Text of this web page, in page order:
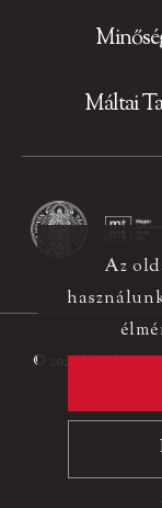
Máltai
© 2026 Minden
Az